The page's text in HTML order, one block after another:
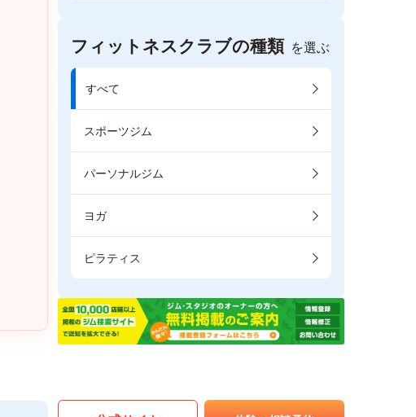
フィットネスクラブの種類 を選ぶ
すべて
スポーツジム
パーソナルジム
ヨガ
ピラティス